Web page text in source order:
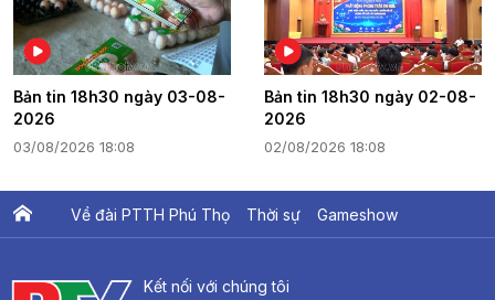
Bản tin 18h30 ngày 03-08-
2026
03/08/2026 18:08
Bản tin 18h30 ngày 02-08-
2026
02/08/2026 18:08
Về đài PTTH Phú Thọ Thời sự Gameshow
Kết nối với chúng tôi